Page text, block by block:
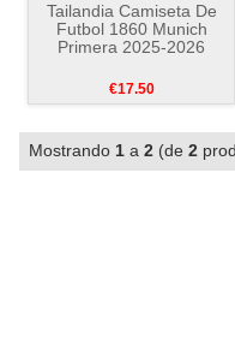
Tailandia Camiseta De
Futbol 1860 Munich
Primera 2025-2026
€17.50
Mostrando 1 a 2 (de 2